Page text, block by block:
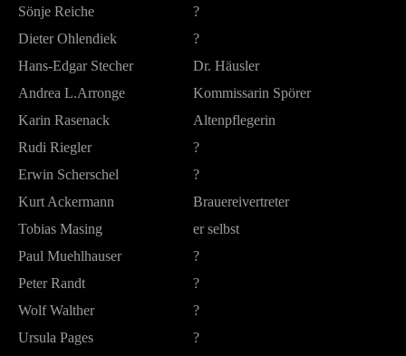
Sönje Reiche
?
Dieter Ohlendiek
?
Hans-Edgar Stecher
Dr. Häusler
Andrea L.Arronge
Kommissarin Spörer
Karin Rasenack
Altenpflegerin
Rudi Riegler
?
Erwin Scherschel
?
Kurt Ackermann
Brauereivertreter
Tobias Masing
er selbst
Paul Muehlhauser
?
Peter Randt
?
Wolf Walther
?
Ursula Pages
?